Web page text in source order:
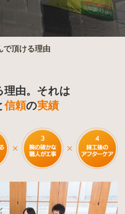
で頂ける理由
理由。それは
信頼の実績